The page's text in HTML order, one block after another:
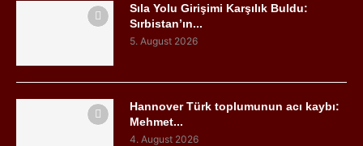
Sıla Yolu Girişimi Karşılık Buldu:
Sırbistan’ın...
5. August 2026
Hannover Türk toplumunun acı kaybı:
Mehmet...
4. August 2026